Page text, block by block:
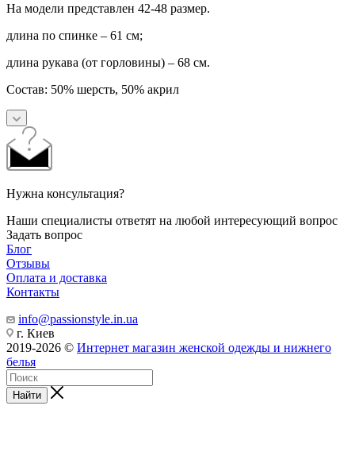
На модели представлен 42-48 размер.
длина по спинке – 61 см;
длина рукава (от горловины) – 68 см.
Состав: 50% шерсть, 50% акрил
Нужна консультация?
Наши специалисты ответят на любой интересующий вопрос
Задать вопрос
Блог
Отзывы
Оплата и доставка
Контакты
info@passionstyle.in.ua
г. Киев
2019-2026 © Интернет магазин женской одежды и нижнего
белья
Найти